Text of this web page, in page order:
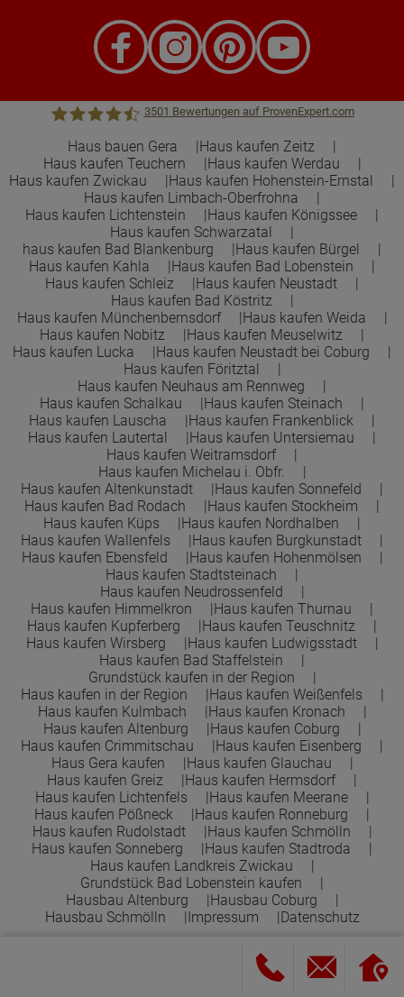
Town &Country Haus Lizenzgeber GmbH
3501 Bewertungen auf ProvenExpert.com
Haus bauen Gera
Haus kaufen Zeitz
Haus kaufen Teuchern
Haus kaufen Werdau
Haus kaufen Zwickau
Haus kaufen Hohenstein-Ernstal
Haus kaufen Limbach-Oberfrohna
Haus kaufen Lichtenstein
Haus kaufen Königssee
Haus kaufen Schwarzatal
haus kaufen Bad Blankenburg
Haus kaufen Bürgel
Haus kaufen Kahla
Haus kaufen Bad Lobenstein
Haus kaufen Schleiz
Haus kaufen Neustadt
Haus kaufen Bad Köstritz
Haus kaufen Münchenbernsdorf
Haus kaufen Weida
Haus kaufen Nobitz
Haus kaufen Meuselwitz
Haus kaufen Lucka
Haus kaufen Neustadt bei Coburg
Haus kaufen Föritztal
Haus kaufen Neuhaus am Rennweg
Haus kaufen Schalkau
Haus kaufen Steinach
Haus kaufen Lauscha
Haus kaufen Frankenblick
Haus kaufen Lautertal
Haus kaufen Untersiemau
Haus kaufen Weitramsdorf
Haus kaufen Michelau i. Obfr.
Haus kaufen Altenkunstadt
Haus kaufen Sonnefeld
Haus kaufen Bad Rodach
Haus kaufen Stockheim
Haus kaufen Küps
Haus kaufen Nordhalben
Haus kaufen Wallenfels
Haus kaufen Burgkunstadt
Haus kaufen Ebensfeld
Haus kaufen Hohenmölsen
Haus kaufen Stadtsteinach
Haus kaufen Neudrossenfeld
Haus kaufen Himmelkron
Haus kaufen Thurnau
Haus kaufen Kupferberg
Haus kaufen Teuschnitz
Haus kaufen Wirsberg
Haus kaufen Ludwigsstadt
Haus kaufen Bad Staffelstein
Grundstück kaufen in der Region
Haus kaufen in der Region
Haus kaufen Weißenfels
Haus kaufen Kulmbach
Haus kaufen Kronach
Haus kaufen Altenburg
Haus kaufen Coburg
Haus kaufen Crimmitschau
Haus kaufen Eisenberg
Haus Gera kaufen
Haus kaufen Glauchau
Haus kaufen Greiz
Haus kaufen Hermsdorf
Haus kaufen Lichtenfels
Haus kaufen Meerane
Haus kaufen Pößneck
Haus kaufen Ronneburg
Haus kaufen Rudolstadt
Haus kaufen Schmölln
Haus kaufen Sonneberg
Haus kaufen Stadtroda
Haus kaufen Landkreis Zwickau
Grundstück Bad Lobenstein kaufen
Hausbau Altenburg
Hausbau Coburg
Hausbau Schmölln
Impressum Datenschutz